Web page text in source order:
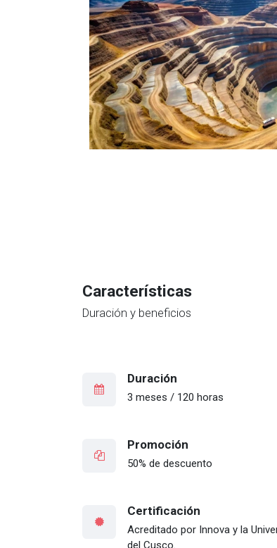
Características
Duración y beneficios
Duración
3 meses / 120 horas
Promoción
50% de descuento
Certificación
Acreditado por Innova y la
del Cusco.